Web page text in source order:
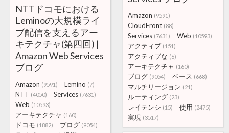
Amazon (9591)
CloudFront (88)
Services (7631) Web (10593)
アクティブ (151)
アクティブな (6)
アーキテクチャ (160)
ブログ (9054) ベース (668)
マルチリージョン (21)
ルーティング (23)
レイテンシ (15) 使用 (2475)
実現 (3517)
NTTドコモにおける
Leminoの大規模ライ
ブ配信を支えるアー
キテクチャ(第四回) |
Amazon Web Services
ブログ
Amazon (9591) Lemino (7)
NTT (4050) Services (7631)
Web (10593)
アーキテクチャ (160)
ドコモ (1882) ブログ (9054)